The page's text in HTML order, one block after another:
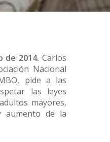
de 2014. Carlos
Nacional
pide a las
las leyes
mayores,
aumento de la